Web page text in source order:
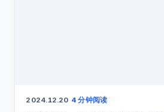
2024.12.20·4 分钟阅读